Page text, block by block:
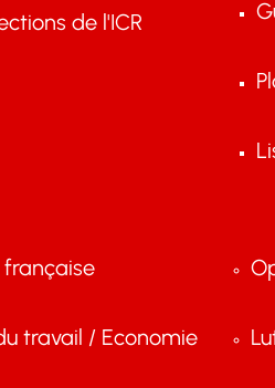
de l'ICR
française
travail / Economie